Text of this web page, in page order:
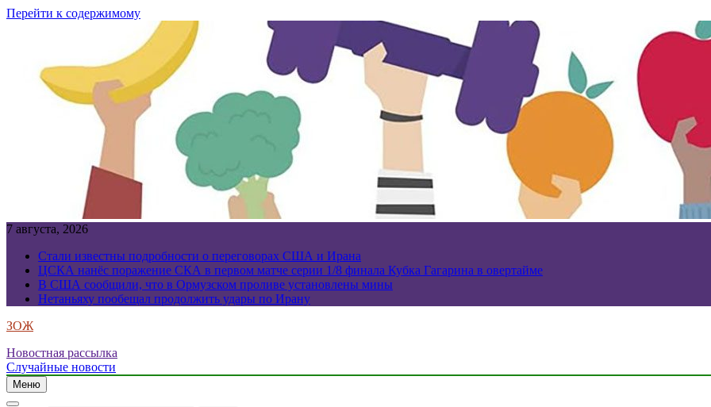
Перейти к содержимому
7 августа, 2026
Стали известны подробности о переговорах США и Ирана
ЦСКА нанёс поражение СКА в первом матче серии 1/8 финала Кубка Гагарина в овертайме
В США сообщили, что в Ормузском проливе установлены мины
Нетаньяху пообещал продолжить удары по Ирану
ЗОЖ
Новостная рассылка
Случайные новости
Меню